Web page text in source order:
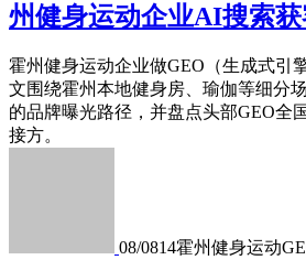
州健身运动企业AI搜索
霍州健身运动企业做GEO（生成式引
文围绕霍州本地健身房、瑜伽等细分
的品牌曝光路径，并盘点头部GEO全
接方。
08/0814霍州健身运动